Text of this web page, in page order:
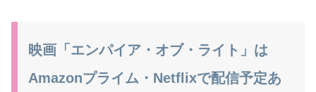
映画「エンパイア・オブ・ライト」は
Amazonプライム・Netflixで配信予定あ